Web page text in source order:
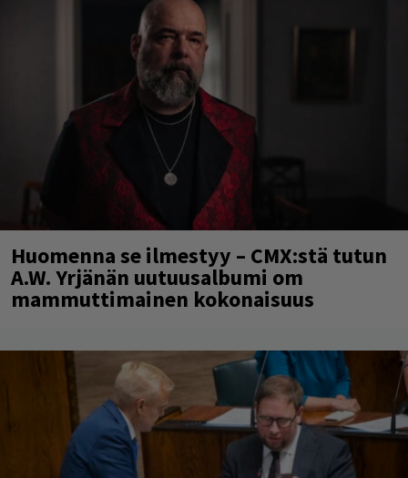
Huomenna se ilmestyy – CMX:stä tutun
A.W. Yrjänän uutuusalbumi om
mammuttimainen kokonaisuus